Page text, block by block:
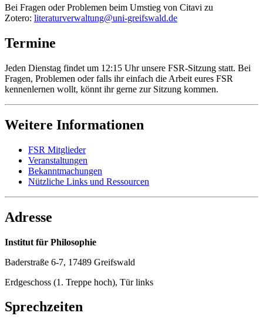
Bei Fragen oder Problemen beim Umstieg von Citavi zu
Zotero: literaturverwaltung@uni-greifswald.de
Termine
Jeden Dienstag findet um 12:15 Uhr unsere FSR-Sitzung statt. Bei
Fragen, Problemen oder falls ihr einfach die Arbeit eures FSR
kennenlernen wollt, könnt ihr gerne zur Sitzung kommen.
Weitere Informationen
FSR Mitglieder
Veranstaltungen
Bekanntmachungen
Nützliche Links und Ressourcen
Adresse
Institut für Philosophie
Baderstraße 6-7, 17489 Greifswald
Erdgeschoss (1. Treppe hoch), Tür links
Sprechzeiten